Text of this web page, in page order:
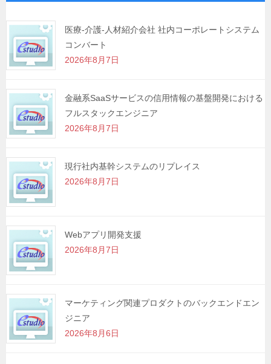
シ
ョ
ン
医療-介護-人材紹介会社 社内コーポレートシステム
コンバート
2026年8月7日
金融系SaaSサービスの信用情報の基盤開発における
フルスタックエンジニア
2026年8月7日
現行社内基幹システムのリプレイス
2026年8月7日
Webアプリ開発支援
2026年8月7日
マーケティング関連プロダクトのバックエンドエン
ジニア
2026年8月6日